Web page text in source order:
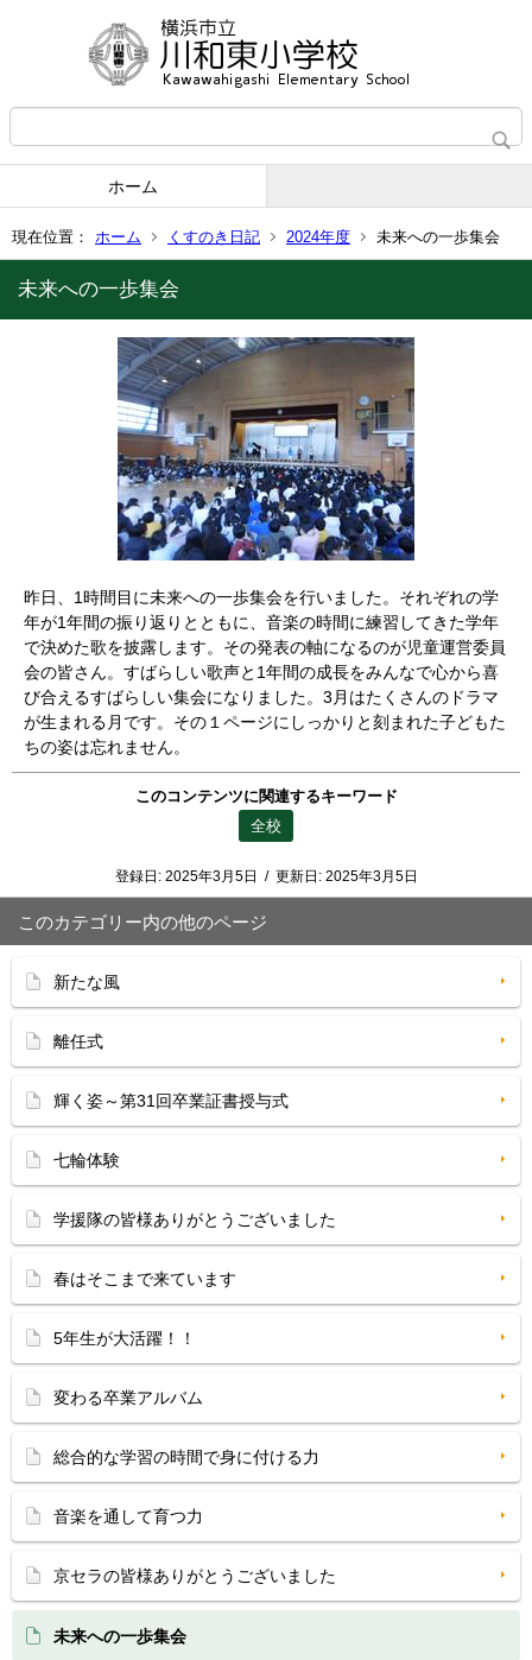
ホーム
現在位置： ホーム くすのき日記 2024年度 未来への一歩集会
未来への一歩集会
昨日、1時間目に未来への一歩集会を行いました。それぞれの学
年が1年間の振り返りとともに、音楽の時間に練習してきた学年
で決めた歌を披露します。その発表の軸になるのが児童運営委員
会の皆さん。すばらしい歌声と1年間の成長をみんなで心から喜
び合えるすばらしい集会になりました。3月はたくさんのドラマ
が生まれる月です。その１ページにしっかりと刻まれた子どもた
ちの姿は忘れません。
このコンテンツに関連するキーワード
全校
登録日: 2025年3月5日 / 更新日: 2025年3月5日
このカテゴリー内の他のページ
新たな風
離任式
輝く姿～第31回卒業証書授与式
七輪体験
学援隊の皆様ありがとうございました
春はそこまで来ています
5年生が大活躍！！
変わる卒業アルバム
総合的な学習の時間で身に付ける力
音楽を通して育つ力
京セラの皆様ありがとうございました
未来への一歩集会